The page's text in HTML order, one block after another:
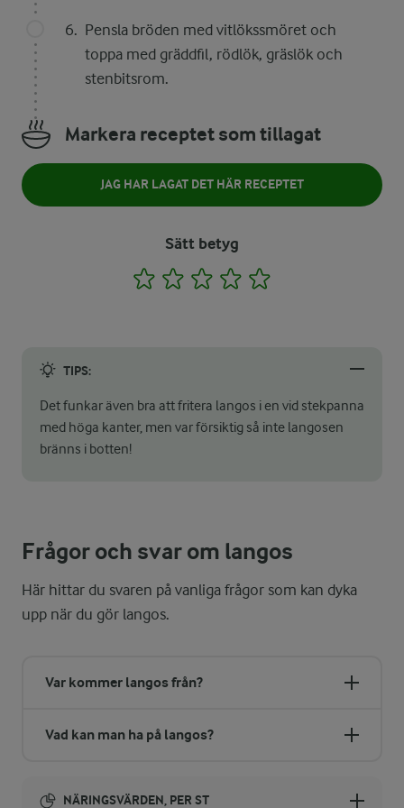
Pensla bröden med vitlökssmöret och
toppa med gräddfil, rödlök, gräslök och
stenbitsrom.
Markera receptet som tillagat
JAG HAR LAGAT DET HÄR RECEPTET
Sätt betyg
1 2 3 4
TIPS:
Det funkar även bra att fritera langos i en vid stekpanna
med höga kanter, men var försiktig så inte langosen
bränns i botten!
Frågor och svar om langos
Här hittar du svaren på vanliga frågor som kan dyka
upp när du gör langos.
Var kommer langos från?
Vad kan man ha på langos?
NÄRINGSVÄRDEN, PER ST